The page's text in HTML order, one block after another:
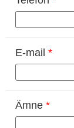
E-mail *
Ämne *